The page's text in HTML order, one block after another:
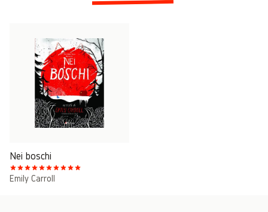
Nei boschi
Emily Carroll